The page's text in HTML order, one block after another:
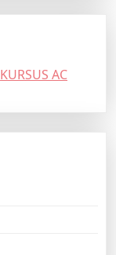
KURSUS AC